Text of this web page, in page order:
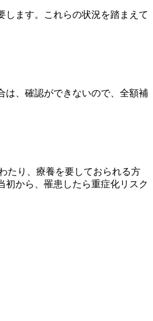
します。これらの状況を踏まえて
は、確認ができないので、全額補
たり、療養を要しておられる方
初から、罹患したら重症化リスク